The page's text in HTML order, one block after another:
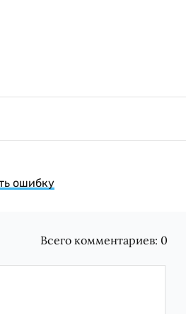
ошибку
Всего комментариев: 0